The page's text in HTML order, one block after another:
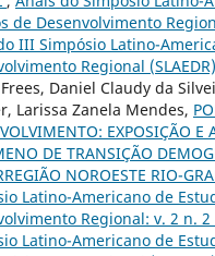
de Desenvolvimento
III Simpósio Latino-
Regional (SLAEDR)
Daniel Claudy da
Larissa Zanela Mendes,
EXPOSIÇÃO E
DE TRANSIÇÃO
NOROESTE RIO-
Latino-Americano de
Regional: v. 2 n.
Latino-Americano de